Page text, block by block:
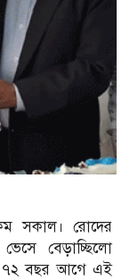
সকাল। রোদের
বেড়াচ্ছিলো
৭২ বছর আগে এই